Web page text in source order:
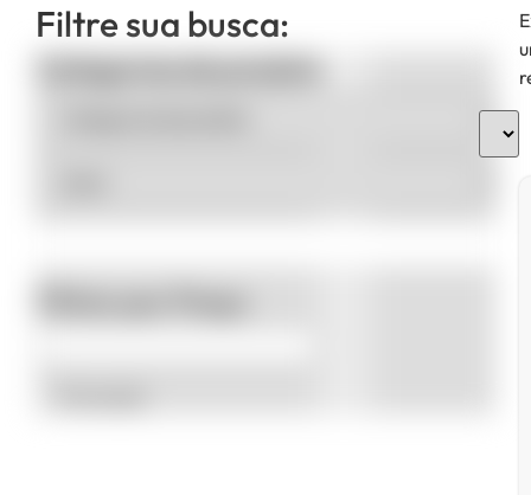
Filtre sua busca:
Categorias de produto